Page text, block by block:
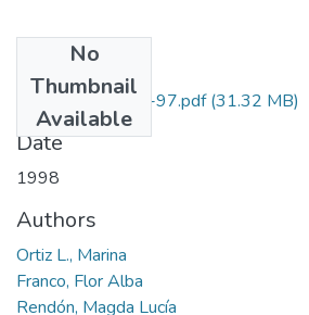
No
Thumbnail
Available
8515-11-184-97.pdf(31.32 MB)
Date
1998
Authors
Ortiz L., Marina
Franco, Flor Alba
Rendón, Magda Lucía